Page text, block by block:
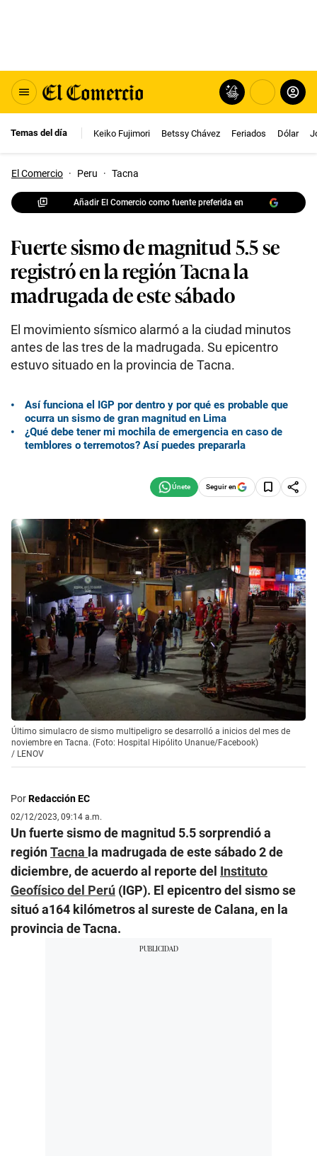
Temas del día Keiko Fujimori Betssy Chávez Feriados Dólar
El Comercio · Peru · Tacna
Añadir El Comercio como fuente preferida en
Fuerte sismo de magnitud 5.5 se
registró en la región Tacna la
madrugada de este sábado
El movimiento sísmico alarmó a la ciudad minutos
antes de las tres de la madrugada. Su epicentro
estuvo situado en la provincia de Tacna.
Así funciona el IGP por dentro y por qué es probable que
ocurra un sismo de gran magnitud en Lima
¿Qué debe tener mi mochila de emergencia en caso de
temblores o terremotos? Así puedes prepararla
Seguir en
Último simulacro de sismo multipeligro se desarrolló a inicios del mes de
noviembre en Tacna. (Foto: Hospital Hipólito Unanue/Facebook)
/ LENOV
PorRedacción EC
02/12/2023, 09:14 a.m.
Un fuerte sismo de magnitud 5.5 sorprendió a
regiónTacna la madrugada de este sábado 2 de
diciembre, de acuerdo al reporte del Instituto
Geofísico del Perú (IGP). El epicentro del sismo se
situó a164 kilómetros al sureste de Calana, en la
provincia de Tacna.